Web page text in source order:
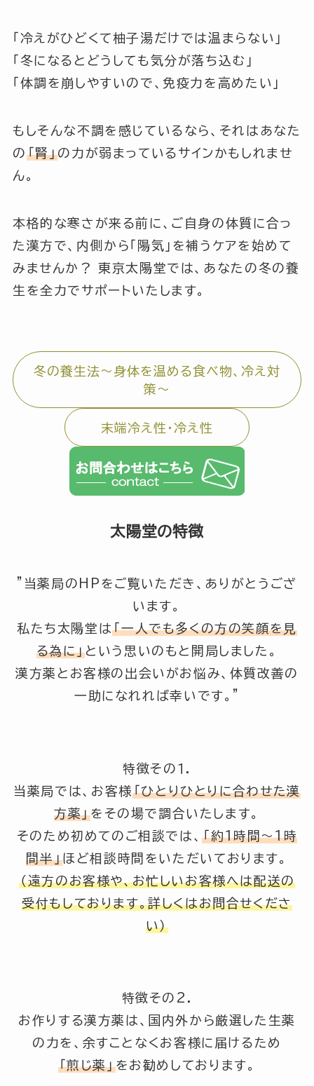
「冷えがひどくて柚子湯だけでは温まらない」
「冬になるとどうしても気分が落ち込む」
「体調を崩しやすいので、免疫力を高めたい」
もしそんな不調を感じているなら、それはあなた
の 「腎」の力が弱まっているサインかもしれませ
ん。
本格的な寒さが来る前に、ご自身の体質に合っ
た漢方で、内側から「陽気」を補うケアを始めて
みませんか？ 東京太陽堂では、あなたの冬の養
生を全力でサポートいたします。
冬の養生法～身体を温める食べ物、冷え対
策～
末端冷え性・冷え性
太陽堂の特徴
”当薬局のHPをご覧いただき、ありがとうござ
います。
私たち太陽堂は「一人でも多くの方の笑顔を見
る為に」 という思いのもと開局しました。
漢方薬とお客様の出会いがお悩み、体質改善の
一助になれれば幸いです。”
特徴その１.
当薬局では、お客様 「ひとりひとりに合わせた漢
方薬」をその場で調合いたします。
そのため初めてのご相談では、「約1時間～1時
間半」ほど相談時間をいただいております。
（遠方のお客様や、お忙しいお客様へは配送の
受付もしております。詳しくはお問合せくださ
い）
特徴その2.
お作りする漢方薬は、国内外から厳選した生薬
の力を、余すことなくお客様に届けるため
「煎じ薬」をお勧めしております。